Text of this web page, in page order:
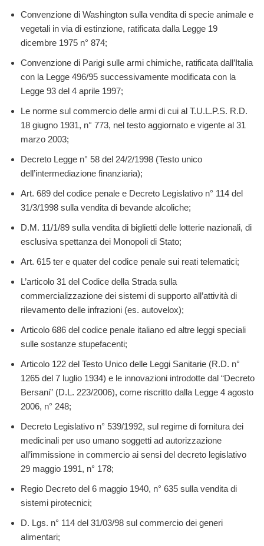
Convenzione di Washington sulla vendita di specie animale e
vegetali in via di estinzione, ratificata dalla Legge 19
dicembre 1975 n° 874;
Convenzione di Parigi sulle armi chimiche, ratificata dall’Italia
con la Legge 496/95 successivamente modificata con la
Legge 93 del 4 aprile 1997;
Le norme sul commercio delle armi di cui al T.U.L.P.S. R.D.
18 giugno 1931, n° 773, nel testo aggiornato e vigente al 31
marzo 2003;
Decreto Legge n° 58 del 24/2/1998 (Testo unico
dell’intermediazione finanziaria);
Art. 689 del codice penale e Decreto Legislativo n° 114 del
31/3/1998 sulla vendita di bevande alcoliche;
D.M. 11/1/89 sulla vendita di biglietti delle lotterie nazionali, di
esclusiva spettanza dei Monopoli di Stato;
Art. 615 ter e quater del codice penale sui reati telematici;
L’articolo 31 del Codice della Strada sulla
commercializzazione dei sistemi di supporto all’attività di
rilevamento delle infrazioni (es. autovelox);
Articolo 686 del codice penale italiano ed altre leggi speciali
sulle sostanze stupefacenti;
Articolo 122 del Testo Unico delle Leggi Sanitarie (R.D. n°
1265 del 7 luglio 1934) e le innovazioni introdotte dal “Decreto
Bersani” (D.L. 223/2006), come riscritto dalla Legge 4 agosto
2006, n° 248;
Decreto Legislativo n° 539/1992, sul regime di fornitura dei
medicinali per uso umano soggetti ad autorizzazione
all’immissione in commercio ai sensi del decreto legislativo
29 maggio 1991, n° 178;
Regio Decreto del 6 maggio 1940, n° 635 sulla vendita di
sistemi pirotecnici;
D. Lgs. n° 114 del 31/03/98 sul commercio dei generi
alimentari;